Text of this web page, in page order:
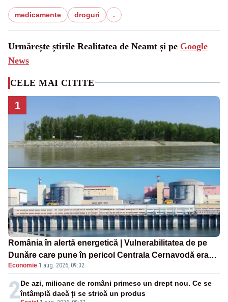
medicamente droguri .
Urmărește știrile Realitatea de Neamt și pe Google
News
CELE MAI CITITE
1
România în alertă energetică | Vulnerabilitatea de pe
Dunăre care pune în pericol Centrala Cernavodă era
cunoscută de pe vremea lui Ceaușescu
Economie·1 aug. 2026, 09:32
2De azi, milioane de români primesc un drept nou. Ce se
întâmplă dacă ți se strică un produs